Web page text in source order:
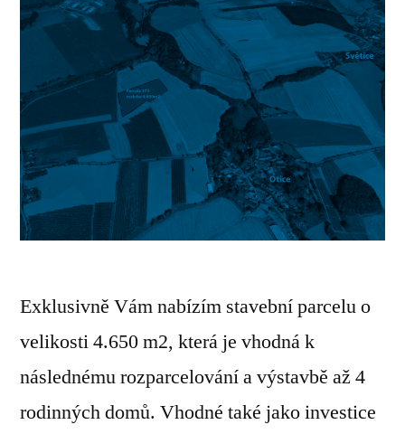
Exklusivně Vám nabízím stavební parcelu o
velikosti 4.650 m2, která je vhodná k
následnému rozparcelování a výstavbě až 4
rodinných domů. Vhodné také jako investice